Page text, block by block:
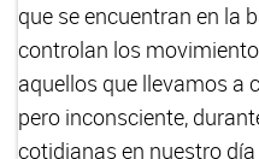
que se encuentran en la
controlan los
aquellos que llevamos a
pero inconsciente,
cotidianas en nuestro día